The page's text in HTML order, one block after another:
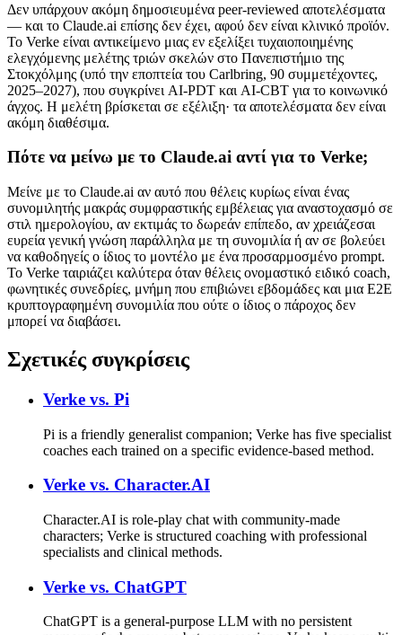
Δεν υπάρχουν ακόμη δημοσιευμένα peer-reviewed αποτελέσματα
— και το Claude.ai επίσης δεν έχει, αφού δεν είναι κλινικό προϊόν.
Το Verke είναι αντικείμενο μιας εν εξελίξει τυχαιοποιημένης
ελεγχόμενης μελέτης τριών σκελών στο Πανεπιστήμιο της
Στοκχόλμης (υπό την εποπτεία του Carlbring, 90 συμμετέχοντες,
2025–2027), που συγκρίνει AI-PDT και AI-CBT για το κοινωνικό
άγχος. Η μελέτη βρίσκεται σε εξέλιξη· τα αποτελέσματα δεν είναι
ακόμη διαθέσιμα.
Πότε να μείνω με το Claude.ai αντί για το Verke;
Μείνε με το Claude.ai αν αυτό που θέλεις κυρίως είναι ένας
συνομιλητής μακράς συμφραστικής εμβέλειας για αναστοχασμό σε
στιλ ημερολογίου, αν εκτιμάς το δωρεάν επίπεδο, αν χρειάζεσαι
ευρεία γενική γνώση παράλληλα με τη συνομιλία ή αν σε βολεύει
να καθοδηγείς ο ίδιος το μοντέλο με ένα προσαρμοσμένο prompt.
Το Verke ταιριάζει καλύτερα όταν θέλεις ονομαστικό ειδικό coach,
φωνητικές συνεδρίες, μνήμη που επιβιώνει εβδομάδες και μια E2E
κρυπτογραφημένη συνομιλία που ούτε ο ίδιος ο πάροχος δεν
μπορεί να διαβάσει.
Σχετικές συγκρίσεις
Verke vs. Pi
Pi is a friendly generalist companion; Verke has five specialist
coaches each trained on a specific evidence-based method.
Verke vs. Character.AI
Character.AI is role-play chat with community-made
characters; Verke is structured coaching with professional
specialists and clinical methods.
Verke vs. ChatGPT
ChatGPT is a general-purpose LLM with no persistent